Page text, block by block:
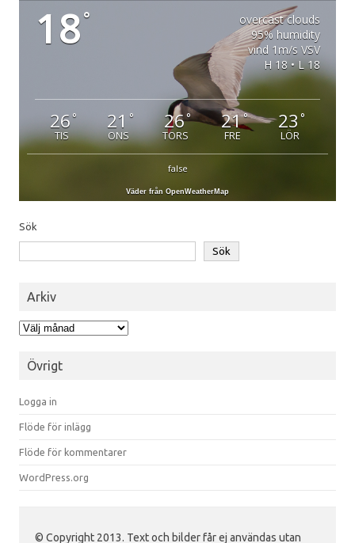
18°
overcast clouds
95% humidity
vind 1m/s VSV
H 18 • L 18
26°
TIS
21 °
ONS
26°
TORS
21°
FRE
23 °
LÖR
false
Väder från OpenWeatherMap
Sök
Sök
Arkiv
Arkiv
Övrigt
Logga in
Flöde för inlägg
Flöde för kommentarer
WordPress.org
© Copyright 2013. Text och bilder får ej användas utan